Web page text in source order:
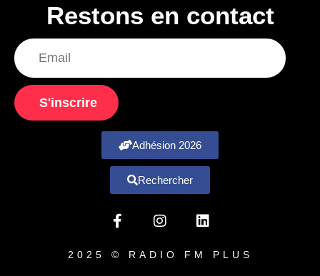
Restons en contact
S'inscrire
Adhésion 2026
Rechercher
2025 © RADIO FM PLUS